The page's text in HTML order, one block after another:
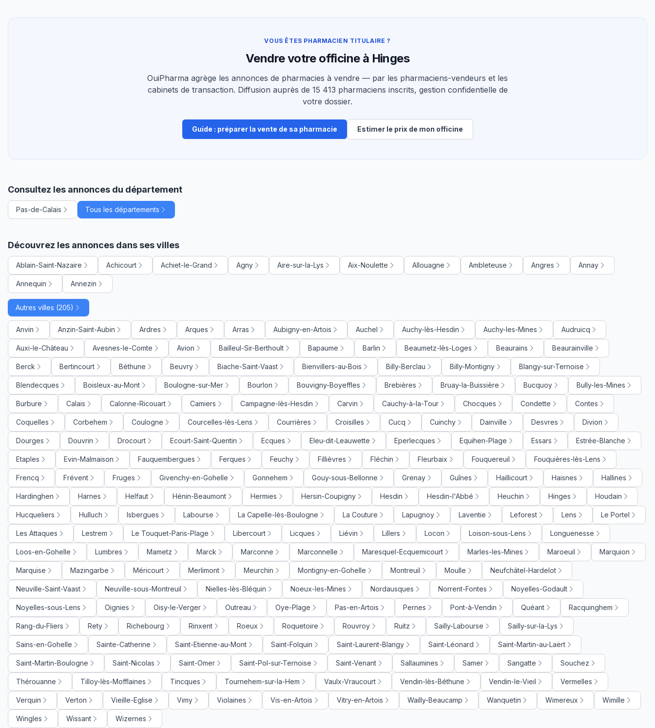
VOUS ÊTES PHARMACIEN TITULAIRE ?
Vendre votre officine à Hinges
OuiPharma agrège les annonces de pharmacies à vendre — par les pharmaciens-vendeurs et les
cabinets de transaction. Diffusion auprès de 15 413 pharmaciens inscrits, gestion confidentielle de
votre dossier.
Guide : préparer la vente de sa pharmacie Estimer le prix de mon officine
Consultez les annonces du département
Pas-de-Calais Tous les départements
Découvrez les annonces dans ses villes
Ablain-Saint-Nazaire Achicourt Achiet-le-Grand Agny Aire-sur-la-Lys Aix-Noulette Allouagne Ambleteuse Angres Annay
Annequin Annezin
Autres villes (205)
Anvin Anzin-Saint-Aubin Ardres Arques Arras Aubigny-en-Artois Auchel Auchy-lès-Hesdin Auchy-les-Mines Audruicq
Auxi-le-Château Avesnes-le-Comte Avion Bailleul-Sir-Berthoult Bapaume Barlin Beaumetz-lès-Loges Beaurains Beaurainville
Berck Bertincourt Béthune Beuvry Biache-Saint-Vaast Bienvillers-au-Bois Billy-Berclau Billy-Montigny Blangy-sur-Ternoise
Blendecques Boisleux-au-Mont Boulogne-sur-Mer Bourlon Bouvigny-Boyeffles Brebières Bruay-la-Buissière Bucquoy Bully-les-Mines
Burbure Calais Calonne-Ricouart Camiers Campagne-lès-Hesdin Carvin Cauchy-à-la-Tour Chocques Condette Contes
Coquelles Corbehem Coulogne Courcelles-lès-Lens Courrières Croisilles Cucq Cuinchy Dainville Desvres Divion
Dourges Douvrin Drocourt Ecourt-Saint-Quentin Ecques Eleu-dit-Leauwette Eperlecques Equihen-Plage Essars Estrée-Blanche
Etaples Evin-Malmaison Fauquembergues Ferques Feuchy Fillièvres Fléchin Fleurbaix Fouquereuil Fouquières-lès-Lens
Frencq Frévent Fruges Givenchy-en-Gohelle Gonnehem Gouy-sous-Bellonne Grenay Guînes Haillicourt Haisnes Hallines
Hardinghen Harnes Helfaut Hénin-Beaumont Hermies Hersin-Coupigny Hesdin Hesdin-l'Abbé Heuchin Hinges Houdain
Hucqueliers Hulluch Isbergues Labourse La Capelle-lès-Boulogne La Couture Lapugnoy Laventie Leforest Lens Le Portel
Les Attaques Lestrem Le Touquet-Paris-Plage Libercourt Licques Liévin Lillers Locon Loison-sous-Lens Longuenesse
Loos-en-Gohelle Lumbres Mametz Marck Marconne Marconnelle Maresquel-Ecquemicourt Marles-les-Mines Maroeuil Marquion
Marquise Mazingarbe Méricourt Merlimont Meurchin Montigny-en-Gohelle Montreuil Moulle Neufchâtel-Hardelot
Neuville-Saint-Vaast Neuville-sous-Montreuil Nielles-lès-Bléquin Noeux-les-Mines Nordausques Norrent-Fontes Noyelles-Godault
Noyelles-sous-Lens Oignies Oisy-le-Verger Outreau Oye-Plage Pas-en-Artois Pernes Pont-à-Vendin Quéant Racquinghem
Rang-du-Fliers Rety Richebourg Rinxent Roeux Roquetoire Rouvroy Ruitz Sailly-Labourse Sailly-sur-la-Lys
Sains-en-Gohelle Sainte-Catherine Saint-Etienne-au-Mont Saint-Folquin Saint-Laurent-Blangy Saint-Léonard Saint-Martin-au-Laërt
Saint-Martin-Boulogne Saint-Nicolas Saint-Omer Saint-Pol-sur-Ternoise Saint-Venant Sallaumines Samer Sangatte Souchez
Thérouanne Tilloy-lès-Mofflaines Tincques Tournehem-sur-la-Hem Vaulx-Vraucourt Vendin-lès-Béthune Vendin-le-Vieil Vermelles
Verquin Verton Vieille-Eglise Vimy Violaines Vis-en-Artois Vitry-en-Artois Wailly-Beaucamp Wanquetin Wimereux Wimille
Wingles Wissant Wizernes